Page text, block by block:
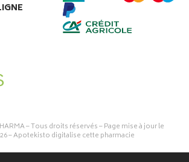
– Tous droits réservés – Page mise à jour le
–Apotekisto digitalise cette pharmacie